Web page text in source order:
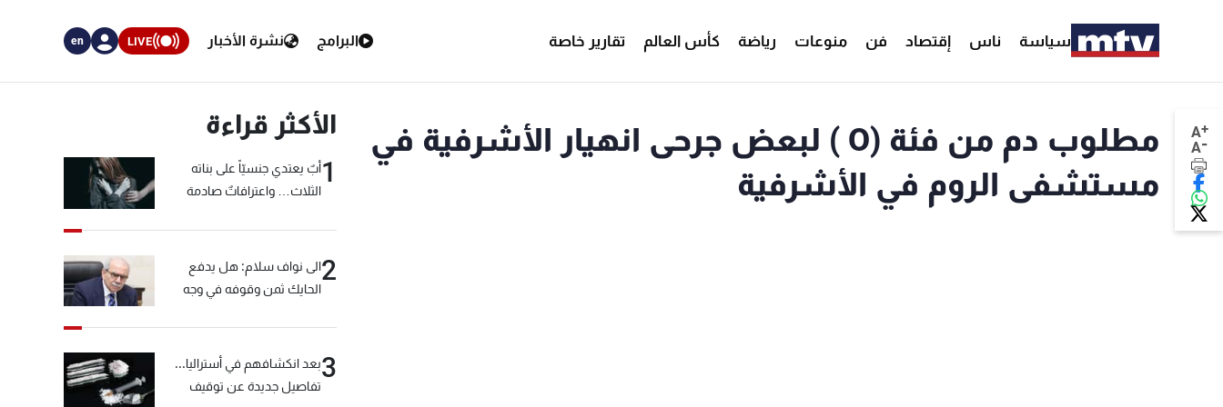
سياسة ناس إقتصاد فن منوعات رياضة كأس العالم تقارير خاصة البرامج نشرة الأخبار LIVE
en
A+
A-
مطلوب دم من فئة (O ) لبعض جرحى انهيار الأشرفية في
مستشفى الروم في الأشرفية
الأكثر قراءة
1أبٌ يعتدي جنسيّاً على بناته
الثلاث… واعترافاتٌ صادمة
2الى نواف سلام: هل يدفع
الحايك ثمن وقوفه في وجه
3بعد انكشافهم في أستراليا...
تفاصيل جديدة عن توقيف